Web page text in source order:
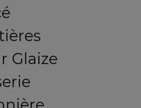
Glaize